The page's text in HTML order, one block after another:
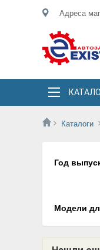
Адреса
Каталоги
Год
Модели